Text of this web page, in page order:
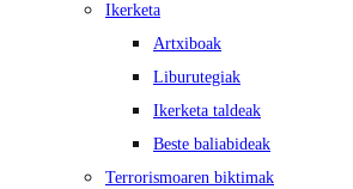
Ikerketa
Artxiboak
Liburutegiak
Ikerketa taldeak
Beste baliabideak
Terrorismoaren biktimak